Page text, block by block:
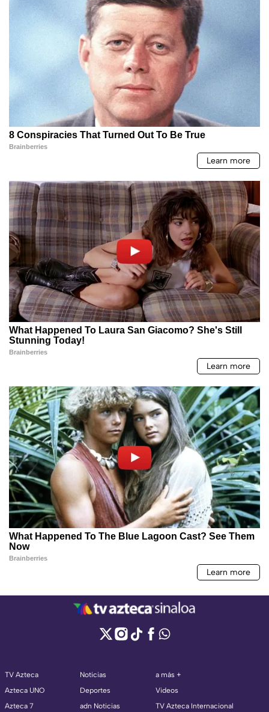
TV Azteca
Azteca UNO
Azteca 7
Noticias
Deportes
adn Noticias
a más +
Videos
TV Azteca Internacional